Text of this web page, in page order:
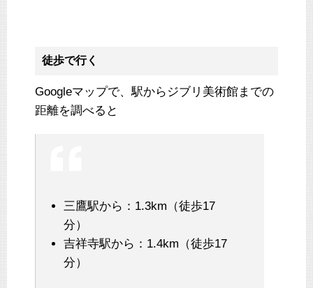
徒歩で行く
Googleマップで、駅からジブリ美術館までの
距離を調べると
三鷹駅から：1.3km（徒歩17
分）
吉祥寺駅から：1.4km（徒歩17
分）